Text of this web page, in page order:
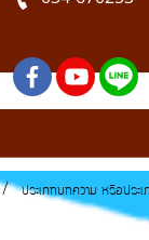
ประเภทบทความ หรือประ